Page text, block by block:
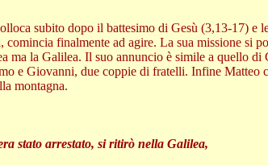
subito dopo il battesimo di Gesù (3,13-17)
finalmente ad agire. La sua missione si
ma la Galilea. Il suo annuncio è simile a quello
e Giovanni, due coppie di fratelli. Infine Matteo
montagna.
stato arrestato, si ritirò nella Galilea,